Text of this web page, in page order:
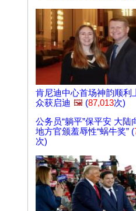
肯尼迪中心首场神韵顺利
众获启迪 🖼️ (87,013次)
公务员“躺平”保平安 大陆
地方官颁羞辱性“蜗牛奖” (
次)